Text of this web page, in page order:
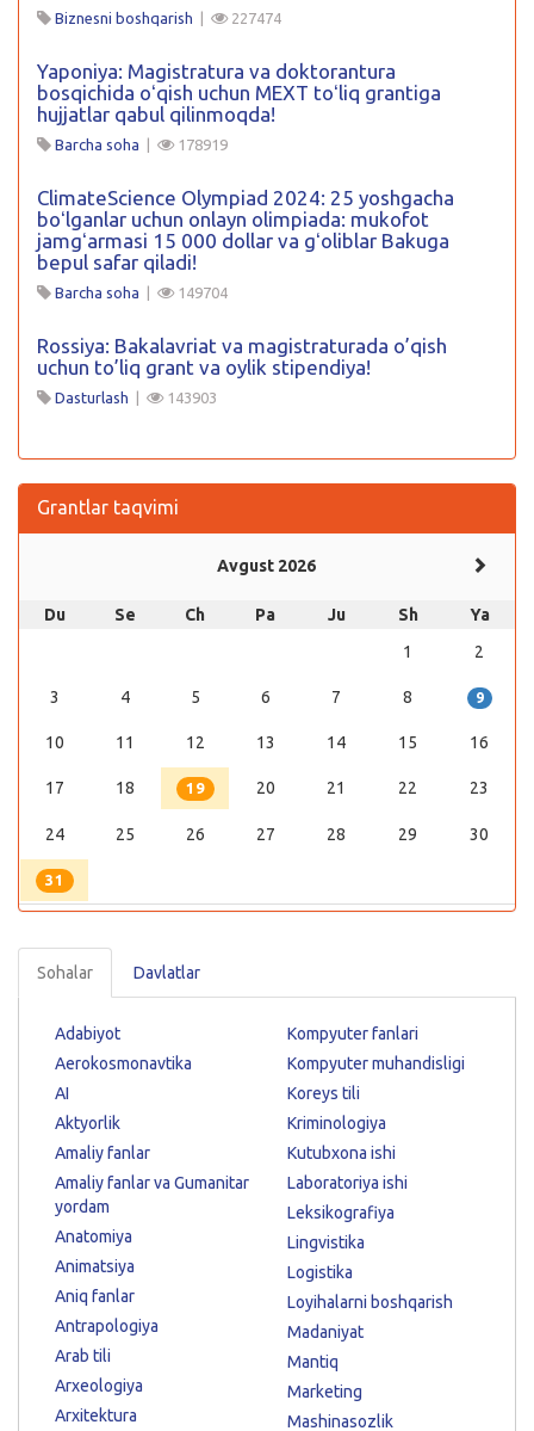
Biznesni boshqarish | 227474
Yaponiya: Magistratura va doktorantura
bosqichida oʻqish uchun MEXT toʻliq grantiga
hujjatlar qabul qilinmoqda!
Barcha soha | 178919
ClimateScience Olympiad 2024: 25 yoshgacha
boʻlganlar uchun onlayn olimpiada: mukofot
jamgʻarmasi 15 000 dollar va gʻoliblar Bakuga
bepul safar qiladi!
Barcha soha | 149704
Rossiya: Bakalavriat va magistraturada o’qish
uchun to’liq grant va oylik stipendiya!
Dasturlash | 143903
Grantlar taqvimi
Avgust 2026
Du Se Ch Pa Ju Sh
Ya
1
2
3 4 5 6 7 8 9
10 11 12 13 14 15 16
17 18 19 20 21 22 23
24 25 26 27 28 29 30
31
Sohalar Davlatlar
Adabiyot
Aerokosmonavtika
AI
Aktyorlik
Amaliy fanlar
Amaliy fanlar va Gumanitar
yordam
Anatomiya
Animatsiya
Aniq fanlar
Antrapologiya
Arab tili
Arxeologiya
Arxitektura
Kompyuter fanlari
Kompyuter muhandisligi
Koreys tili
Kriminologiya
Kutubxona ishi
Laboratoriya ishi
Leksikografiya
Lingvistika
Logistika
Loyihalarni boshqarish
Madaniyat
Mantiq
Marketing
Mashinasozlik